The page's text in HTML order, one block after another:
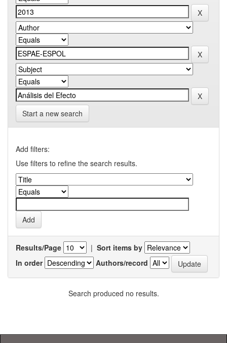
Start a new search
Add filters:
Use filters to refine the search results.
Results/Page | Sort items by
In order
Authors/record
Search produced no results.